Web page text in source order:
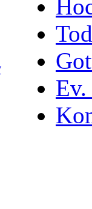
Ev.